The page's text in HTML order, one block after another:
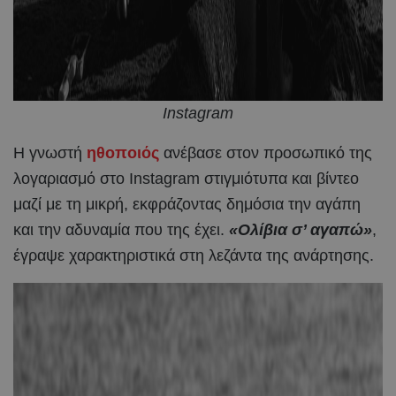
Instagram
Η γνωστή ηθοποιός ανέβασε στον προσωπικό της
λογαριασμό στο Instagram στιγμιότυπα και βίντεο
μαζί με τη μικρή, εκφράζοντας δημόσια την αγάπη
και την αδυναμία που της έχει. «Ολίβια σ’ αγαπώ»,
έγραψε χαρακτηριστικά στη λεζάντα της ανάρτησης.